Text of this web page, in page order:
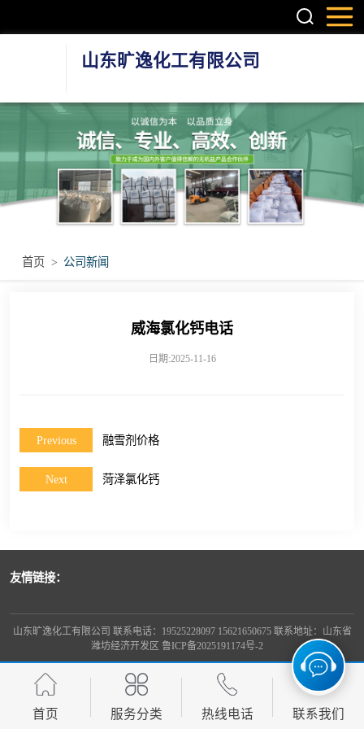
山东旷逸化工有限公司
首页 > 公司新闻
威海氯化钙电话
日期:2025-11-16
Previous 融雪剂价格
Next 菏泽氯化钙
友情链接：
山东旷逸化工有限公司 联系电话：19525228097 15621650675 联系地址：山东省
潍坊经济开发区 鲁ICP备2025191174号-2
首页 服务分类 热线电话 联系我们
硫酸镁系列
氯化镁系列
氯化钙系列